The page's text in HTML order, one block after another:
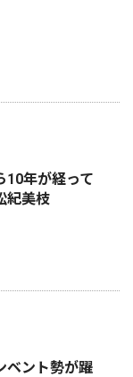
10年が経って
美枝
ント勢が躍